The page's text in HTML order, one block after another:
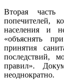
Вторая
попечителей,
населения и
«объяснять
принятия
последствий,
правил».
неоднократно.